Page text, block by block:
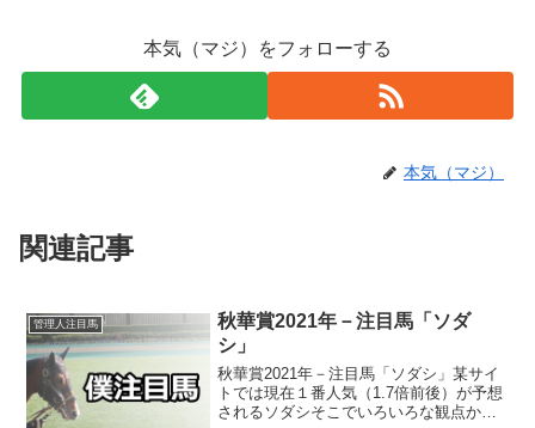
本気（マジ）をフォローする
本気（マジ）
関連記事
管理人注目馬
秋華賞2021年－注目馬「ソダ
シ」
秋華賞2021年－注目馬「ソダシ」某サイ
トでは現在１番人気（1.7倍前後）が予想
されるソダシそこでいろいろな観点から